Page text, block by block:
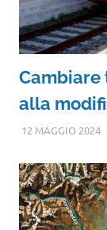
Cambiare
alla
12 MAGGIO 2024